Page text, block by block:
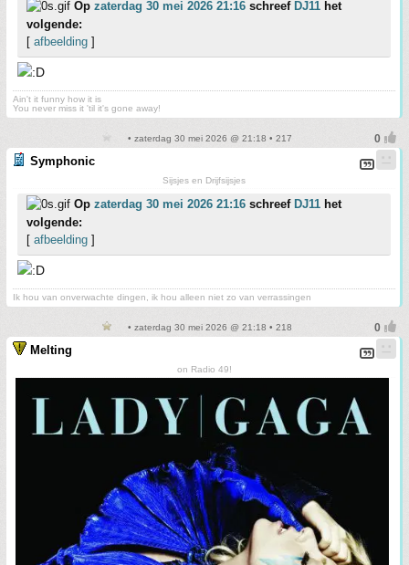
Op zaterdag 30 mei 2026 21:16 schreef DJ11 het
volgende:
[ afbeelding ]
Ain't it funny how it is
You never miss it 'til it's gone away!
• zaterdag 30 mei 2026 @ 21:18 • 217
Symphonic
Sijsjes en Drijfsijsjes
Op zaterdag 30 mei 2026 21:16 schreef DJ11 het
volgende:
[ afbeelding ]
Ik hou van onverwachte dingen, ik hou alleen niet zo van verrassingen
• zaterdag 30 mei 2026 @ 21:18 • 218
Melting
on Radio 49!